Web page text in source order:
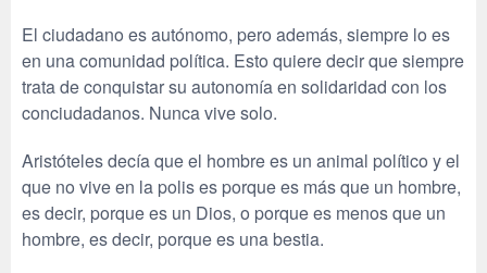
El ciudadano es autónomo, pero además, siempre lo es
en una comunidad política. Esto quiere decir que siempre
trata de conquistar su autonomía en solidaridad con los
conciudadanos. Nunca vive solo.
Aristóteles decía que el hombre es un animal político y el
que no vive en la polis es porque es más que un hombre,
es decir, porque es un Dios, o porque es menos que un
hombre, es decir, porque es una bestia.